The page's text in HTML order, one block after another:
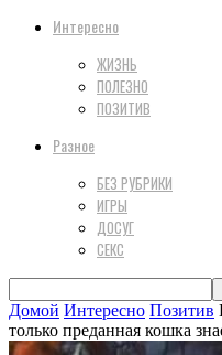
Интересно
ЖИЗНЬ
ПОЛЕЗНО
ПОЗИТИВ
Разное
БЕЗ РУБРИКИ
ИГРЫ
ДОСУГ
СЕКС
Домой Интересно Позитив
только преданная кошка